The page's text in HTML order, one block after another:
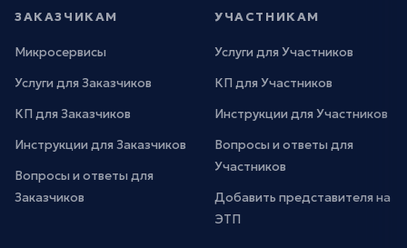
ЗАКАЗЧИКАМ
Микросервисы
Услуги для Заказчиков
КП для Заказчиков
Инструкции для Заказчиков
Вопросы и ответы для
Заказчиков
УЧАСТНИКАМ
Услуги для Участников
КП для Участников
Инструкции для Участников
Вопросы и ответы для
Участников
Добавить представителя на
ЭТП